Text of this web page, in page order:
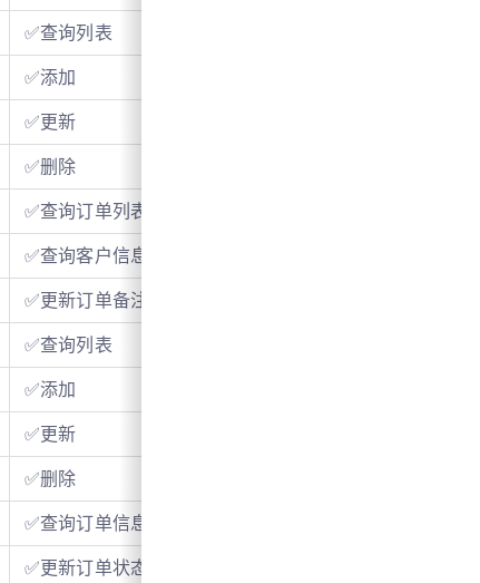
✅查询列表
✅添加
✅更新
✅删除
✅查询订单列表
✅查询客户信息
✅更新订单备注
✅查询列表
✅添加
✅更新
✅删除
✅查询订单信息
✅更新订单状态